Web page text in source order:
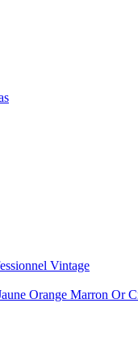
Vintage
Orange Marron Or